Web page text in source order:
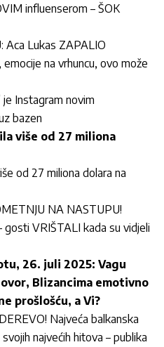
influenserom – ŠOK
Aca Lukas ZAPALIO
na vrhuncu, ovo može
Instagram novim
bazen
više od 27 miliona
od 27 miliona dolara na
NA NASTUPU!
gosti VRIŠTALI kada su vidjeli
26. juli 2025: Vagu
Blizancima emotivno
prošlošću, a Vi?
Najveća balkanska
najvećih hitova – publika